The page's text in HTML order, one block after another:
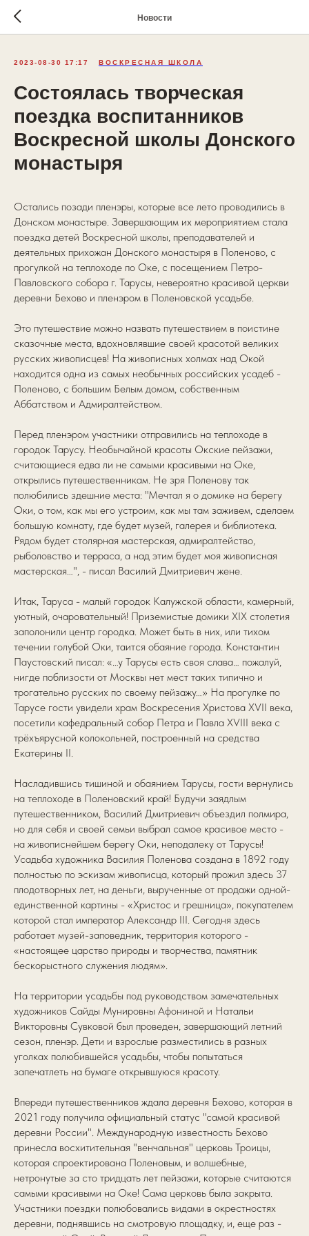
Новости
2023-08-30 17:17 ВОСКРЕСНАЯ ШКОЛА
Состоялась творческая
поездка воспитанников
Воскресной школы Донского
монастыря
Остались позади пленэры, которые все лето проводились в
Донском монастыре. Завершающим их мероприятием стала
поездка детей Воскресной школы, преподавателей и
деятельных прихожан Донского монастыря в Поленово, с
прогулкой на теплоходе по Оке, с посещением Петро-
Павловского собора г. Тарусы, невероятно красивой церкви
деревни Бехово и пленэром в Поленовской усадьбе.
Это путешествие можно назвать путешествием в поистине
сказочные места, вдохновлявшие своей красотой великих
русских живописцев! На живописных холмах над Окой
находится одна из самых необычных российских усадеб -
Поленово, с большим Белым домом, собственным
Аббатством и Адмиралтейством.
Перед пленэром участники отправились на теплоходе в
городок Тарусу. Необычайной красоты Окские пейзажи,
считающиеся едва ли не самыми красивыми на Оке,
открылись путешественникам. Не зря Поленову так
полюбились здешние места: "Мечтал я о домике на берегу
Оки, о том, как мы его устроим, как мы там заживем, сделаем
большую комнату, где будет музей, галерея и библиотека.
Рядом будет столярная мастерская, адмиралтейство,
рыболовство и терраса, а над этим будет моя живописная
мастерская…", - писал Василий Дмитриевич жене.
Итак, Таруса - малый городок Калужской области, камерный,
уютный, очаровательный! Приземистые домики XIX столетия
заполонили центр городка. Может быть в них, или тихом
течении голубой Оки, таится обаяние города. Константин
Паустовский писал: «…у Тарусы есть своя слава… пожалуй,
нигде поблизости от Москвы нет мест таких типично и
трогательно русских по своему пейзажу…» На прогулке по
Тарусе гости увидели храм Воскресения Христова XVII века,
посетили кафедральный собор Петра и Павла XVIII века с
трёхъярусной колокольней, построенный на средства
Екатерины II.
Насладившись тишиной и обаянием Тарусы, гости вернулись
на теплоходе в Поленовский край! Будучи заядлым
путешественником, Василий Дмитриевич объездил полмира,
но для себя и своей семьи выбрал самое красивое место -
на живописнейшем берегу Оки, неподалеку от Тарусы!
Усадьба художника Василия Поленова создана в 1892 году
полностью по эскизам живописца, который прожил здесь 37
плодотворных лет, на деньги, вырученные от продажи одной-
единственной картины - «Христос и грешница», покупателем
которой стал император Александр III. Сегодня здесь
работает музей-заповедник, территория которого -
«настоящее царство природы и творчества, памятник
бескорыстного служения людям».
На территории усадьбы под руководством замечательных
художников Сайды Мунировны Афониной и Натальи
Викторовны Сувковой был проведен, завершающий летний
сезон, пленэр. Дети и взрослые разместились в разных
уголках полюбившейся усадьбы, чтобы попытаться
запечатлеть на бумаге открывшуюся красоту.
Впереди путешественников ждала деревня Бехово, которая в
2021 году получила официальный статус "самой красивой
деревни России". Международную известность Бехово
принесла восхитительная "венчальная" церковь Троицы,
которая спроектирована Поленовым, и волшебные,
нетронутые за сто тридцать лет пейзажи, которые считаются
самыми красивыми на Оке! Сама церковь была закрыта.
Участники поездки полюбовались видами в окрестностях
деревни, поднявшись на смотровую площадку, и, еще раз -